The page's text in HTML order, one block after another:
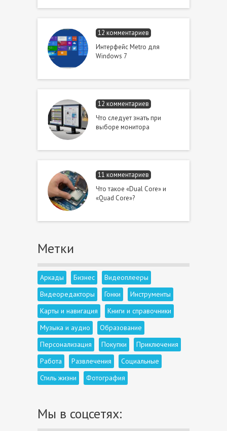
12 комментариев
Интерфейс Metro для
Windows 7
12 комментариев
Что следует знать при
выборе монитора
11 комментариев
Что такое «Dual Core» и
«Quad Core»?
Метки
Аркады Бизнес
Видеоплееры
Видеоредакторы
Гонки
Инструменты
Карты и навигация
Книги и справочники
Музыка и аудио
Образование
Персонализация
Покупки
Приключения
Работа
Развлечения
Социальные
Стиль жизни
Фотография
Мы в соцсетях: